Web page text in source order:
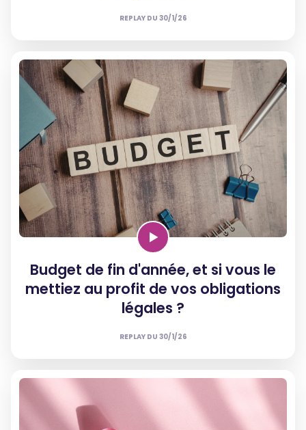
REPLAY DU 30/1/26
Budget de fin d'année, et si vous le
mettiez au profit de vos obligations
légales ?
REPLAY DU 30/1/26